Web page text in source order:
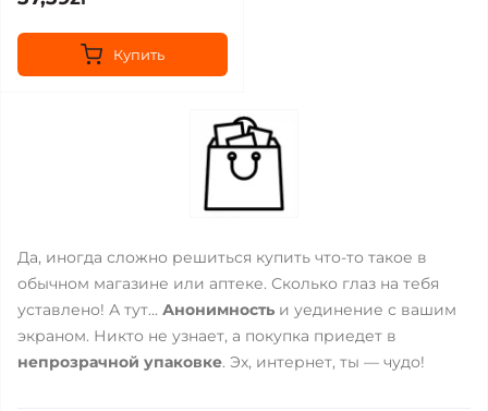
Купить
Да, иногда сложно решиться купить что-то такое в
обычном магазине или аптеке. Сколько глаз на тебя
уставлено! А тут... Анонимность и уединение с вашим
экраном. Никто не узнает, а покупка приедет в
непрозрачной упаковке. Эх, интернет, ты — чудо!